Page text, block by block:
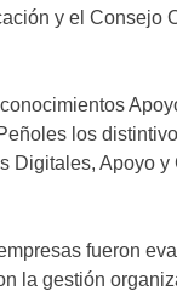
y el Consejo
los
Digitales, Apoyo
fueron
la gestión